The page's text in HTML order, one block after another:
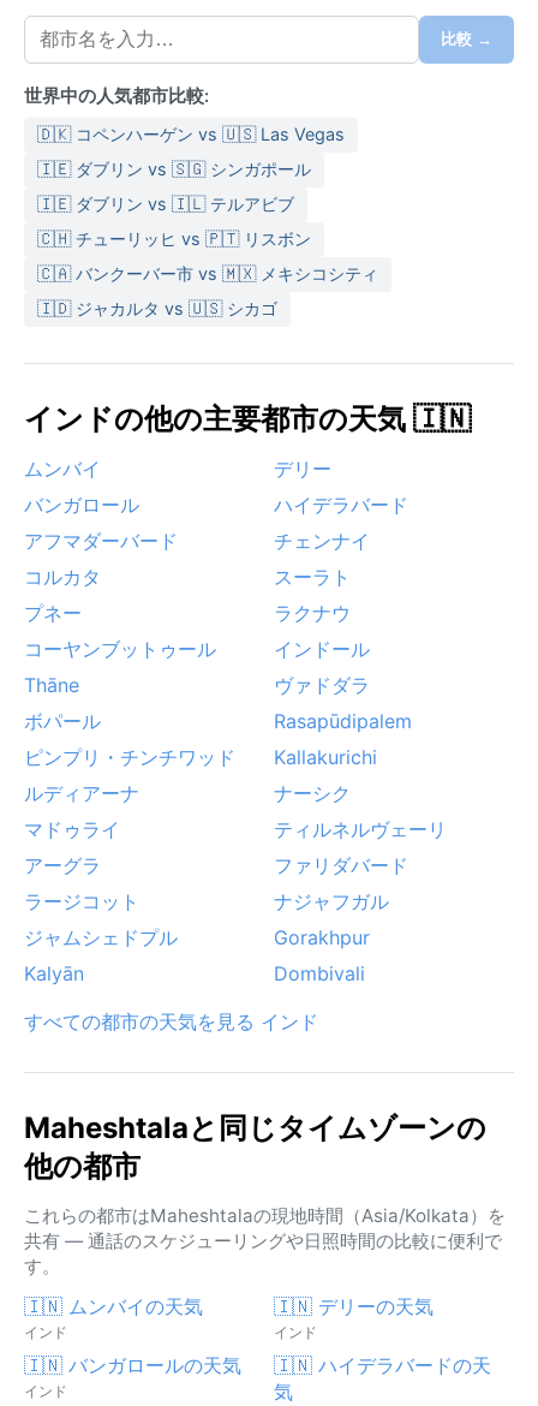
比較 →
世界中の人気都市比較:
🇩🇰 コペンハーゲン vs 🇺🇸 Las Vegas
🇮🇪 ダブリン vs 🇸🇬 シンガポール
🇮🇪 ダブリン vs 🇮🇱 テルアビブ
🇨🇭 チューリッヒ vs 🇵🇹 リスボン
🇨🇦 バンクーバー市 vs 🇲🇽 メキシコシティ
🇮🇩 ジャカルタ vs 🇺🇸 シカゴ
インドの他の主要都市の天気 🇮🇳
ムンバイ
デリー
バンガロール
ハイデラバード
アフマダーバード
チェンナイ
コルカタ
スーラト
プネー
ラクナウ
コーヤンブットゥール
インドール
Thāne
ヴァドダラ
ボパール
Rasapūdipalem
ピンプリ・チンチワッド
Kallakurichi
ルディアーナ
ナーシク
マドゥライ
ティルネルヴェーリ
アーグラ
ファリダバード
ラージコット
ナジャフガル
ジャムシェドプル
Gorakhpur
Kalyān
Dombivali
すべての都市の天気を見る インド
Maheshtalaと同じタイムゾーンの
他の都市
これらの都市はMaheshtalaの現地時間（Asia/Kolkata）を
共有 — 通話のスケジューリングや日照時間の比較に便利で
す。
🇮🇳 ムンバイの天気
インド
🇮🇳 デリーの天気
インド
🇮🇳 バンガロールの天気
インド
🇮🇳 ハイデラバードの天
気